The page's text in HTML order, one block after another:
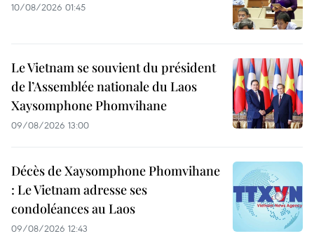
10/08/2026 01:45
Le Vietnam se souvient du président
de l’Assemblée nationale du Laos
Xaysomphone Phomvihane
09/08/2026 13:00
Décès de Xaysomphone Phomvihane
: Le Vietnam adresse ses
condoléances au Laos
09/08/2026 12:43